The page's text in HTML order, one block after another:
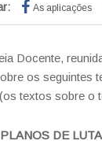
As aplicações
Docente,
os seguintes
textos sobre o
DE